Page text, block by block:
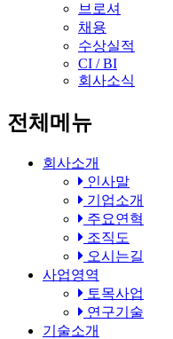
브로셔
채용
수상실적
CI / BI
회사소식
전체메뉴
회사소개
인사말
기업소개
주요연혁
조직도
오시는길
사업영역
토목사업
연구기술
기술소개